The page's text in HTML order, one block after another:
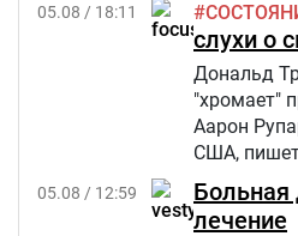
05.08 / 18:11
слухи о
Дональд
"хромает"
Аарон
США, пишет
слегка
05.08 / 12:59
Больная
лечение